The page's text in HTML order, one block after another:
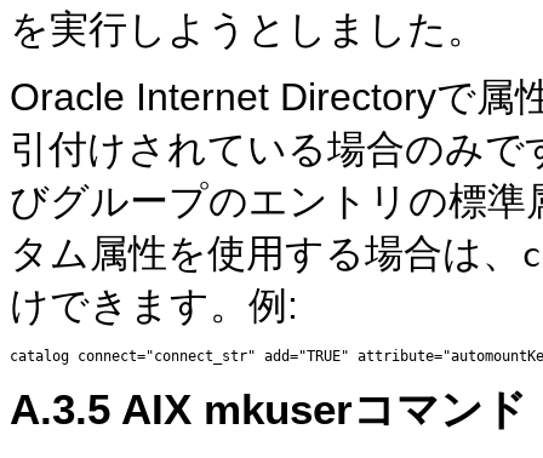
を実行しようとしました。
Oracle Internet Directoryで属
引付けされている場合のみ
びグループのエントリの標
タム属性を使用する場合は、
けできます。例:
A.3.5 AIX mkuserコマンド